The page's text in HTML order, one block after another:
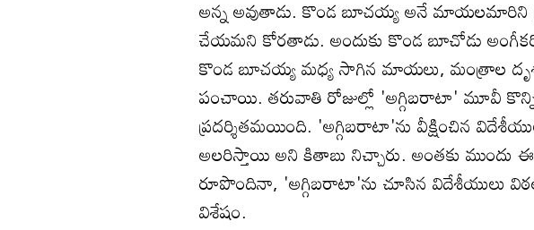
అన్న అవుతాడు. కొండ బూచయ్య అనే మాయలమారిని
చేయమని కోరతాడు. అందుకు కొండ బూచోడు
కొండ బూచయ్య మధ్య సాగిన మాయలు, మంత్రాల
పంచాయి. తరువాతి రోజుల్లో 'అగ్గిబరాటా' మూవీ
ప్రదర్శితమయింది. 'అగ్గిబరాటా'ను వీక్షించిన
అలరిస్తాయి అని కితాబు నిచ్చారు. అంతకు ముందు
రూపొందినా, 'అగ్గిబరాటా'ను చూసిన విదేశీయులు
విశేషం.